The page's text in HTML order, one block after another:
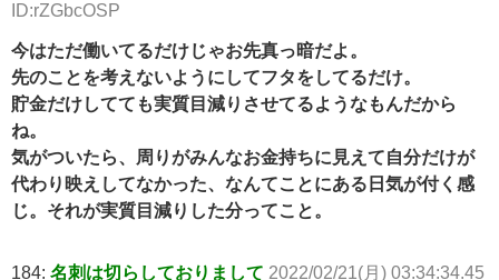
ID:rZGbcOSP
今はただ働いてるだけじゃお先真っ暗だよ。
先のことを考えないようにしてフタをしてるだけ。
貯金だけしてても実質目減りさせてるようなもんだから
ね。
気がついたら、周りがみんなお金持ちに見えて自分だけが
代わり映えしてなかった、なんてことにある日気が付く感
じ。それが実質目減りした分ってこと。
184: 名刺は切らしておりまして 2022/02/21(月) 03:34:34.45